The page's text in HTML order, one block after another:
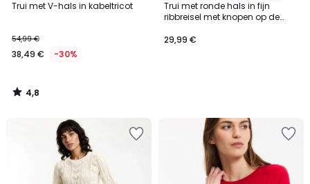
Trui met V-hals in kabeltricot
54,99 €
38,49 € -30%
/ 5
4,8
/
Trui met ronde hals in fijn
ribbreisel met knopen op de
29,99 €